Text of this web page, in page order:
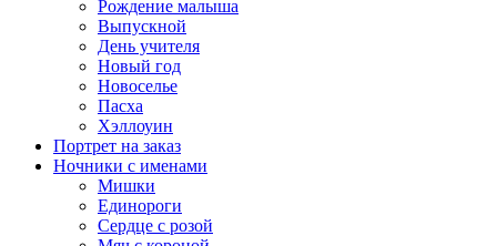
Рождение малыша
Выпускной
День учителя
Новый год
Новоселье
Пасха
Хэллоуин
Портрет на заказ
Ночники с именами
Мишки
Единороги
Сердце с розой